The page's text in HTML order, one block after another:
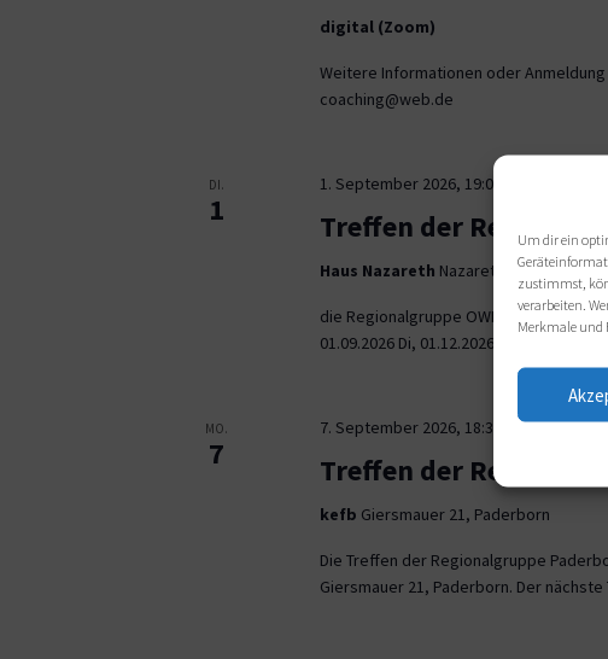
Um dir ein
zustimmst,
verarbeiten.
Merkmale und
digital (Zoom)
Weitere Informationen oder
coaching@web.de
DI.
1
1. September 2026, 19:00
Treffen der
Haus Nazareth Nazarethweg 5,
die Regionalgruppe OWL trifft sich wie
01.09.2026 Di, 01.12.2026 jeweils von 19
MO.
7
7. September 2026, 18:30 21:30
Treffen der
kefb Giersmauer 21, Paderborn
Die Treffen der Regionalgruppe
Giersmauer 21, Paderborn. Der nächste